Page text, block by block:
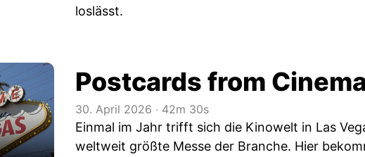
loslässt.
Postcards from
30. April 2026 ‧ 42m 30s
Einmal im Jahr trifft sich die Kinowelt in Las
weltweit größte Messe der Branche. Hier